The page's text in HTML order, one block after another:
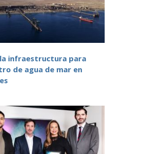
infraestructura para
de agua de mar en